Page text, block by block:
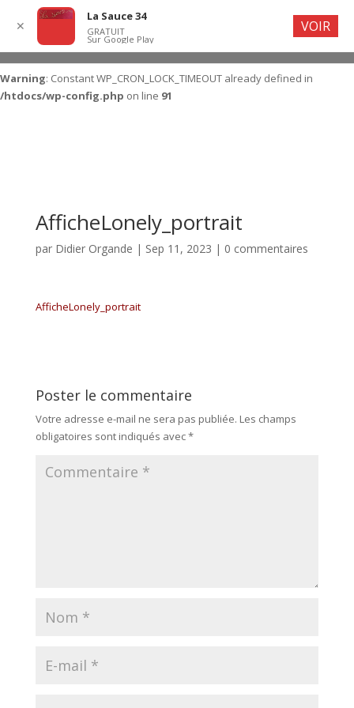
Warning : Constant WP_CRON_LOCK_TIMEOUT already defined in
/htdocs/wp-config.php on line 91
AfficheLonely_portrait
par Didier Organde | Sep 11, 2023 | 0 commentaires
AfficheLonely_portrait
Poster le commentaire
Votre adresse e-mail ne sera pas publiée. Les champs
obligatoires sont indiqués avec*
✕
La Sauce 34
GRATUIT
Sur Google Play
VOIR